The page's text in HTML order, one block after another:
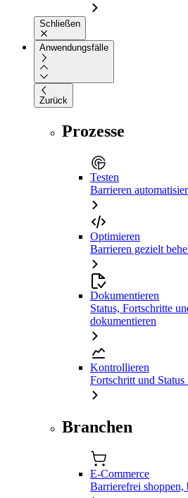
Schließen
Anwendungsfälle
Zurück
Prozesse
Testen
Barrieren
Optimieren
Barrieren gezielt
Dokumentieren
Status, Fortschritte
dokumentieren
Kontrollieren
Fortschritt und
Branchen
E-Commerce
Barrierefrei shoppen,